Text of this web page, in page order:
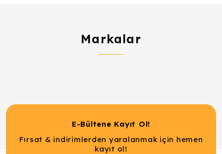
Markalar
E-Bültene Kayıt Ol!
Fırsat & indirimlerden yaralanmak için hemen
kayıt ol!